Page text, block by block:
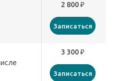
2 800 ₽
Записаться
3 300 ₽
Записаться